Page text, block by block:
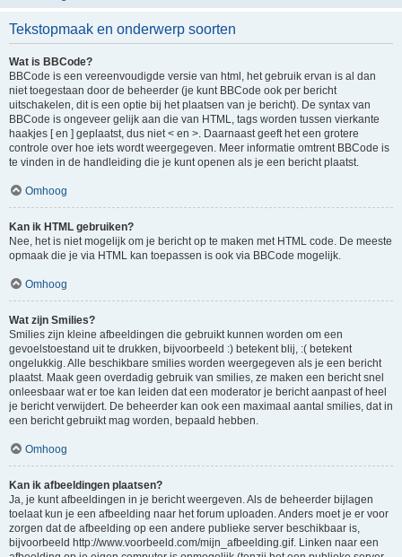
Tekstopmaak en onderwerp soorten
Wat is BBCode?
BBCode is een vereenvoudigde versie van html, het gebruik ervan is al dan
niet toegestaan door de beheerder (je kunt BBCode ook per bericht
uitschakelen, dit is een optie bij het plaatsen van je bericht). De syntax van
BBCode is ongeveer gelijk aan die van HTML, tags worden tussen vierkante
haakjes [ en ] geplaatst, dus niet < en >. Daarnaast geeft het een grotere
controle over hoe iets wordt weergegeven. Meer informatie omtrent BBCode is
te vinden in de handleiding die je kunt openen als je een bericht plaatst.
Omhoog
Kan ik HTML gebruiken?
Nee, het is niet mogelijk om je bericht op te maken met HTML code. De meeste
opmaak die je via HTML kan toepassen is ook via BBCode mogelijk.
Omhoog
Wat zijn Smilies?
Smilies zijn kleine afbeeldingen die gebruikt kunnen worden om een
gevoelstoestand uit te drukken, bijvoorbeeld :) betekent blij, :( betekent
ongelukkig. Alle beschikbare smilies worden weergegeven als je een bericht
plaatst. Maak geen overdadig gebruik van smilies, ze maken een bericht snel
onleesbaar wat er toe kan leiden dat een moderator je bericht aanpast of heel
je bericht verwijdert. De beheerder kan ook een maximaal aantal smilies, dat in
een bericht gebruikt mag worden, bepaald hebben.
Omhoog
Kan ik afbeeldingen plaatsen?
Ja, je kunt afbeeldingen in je bericht weergeven. Als de beheerder bijlagen
toelaat kun je een afbeelding naar het forum uploaden. Anders moet je er voor
zorgen dat de afbeelding op een andere publieke server beschikbaar is,
bijvoorbeeld http://www.voorbeeld.com/mijn_afbeelding.gif. Linken naar een